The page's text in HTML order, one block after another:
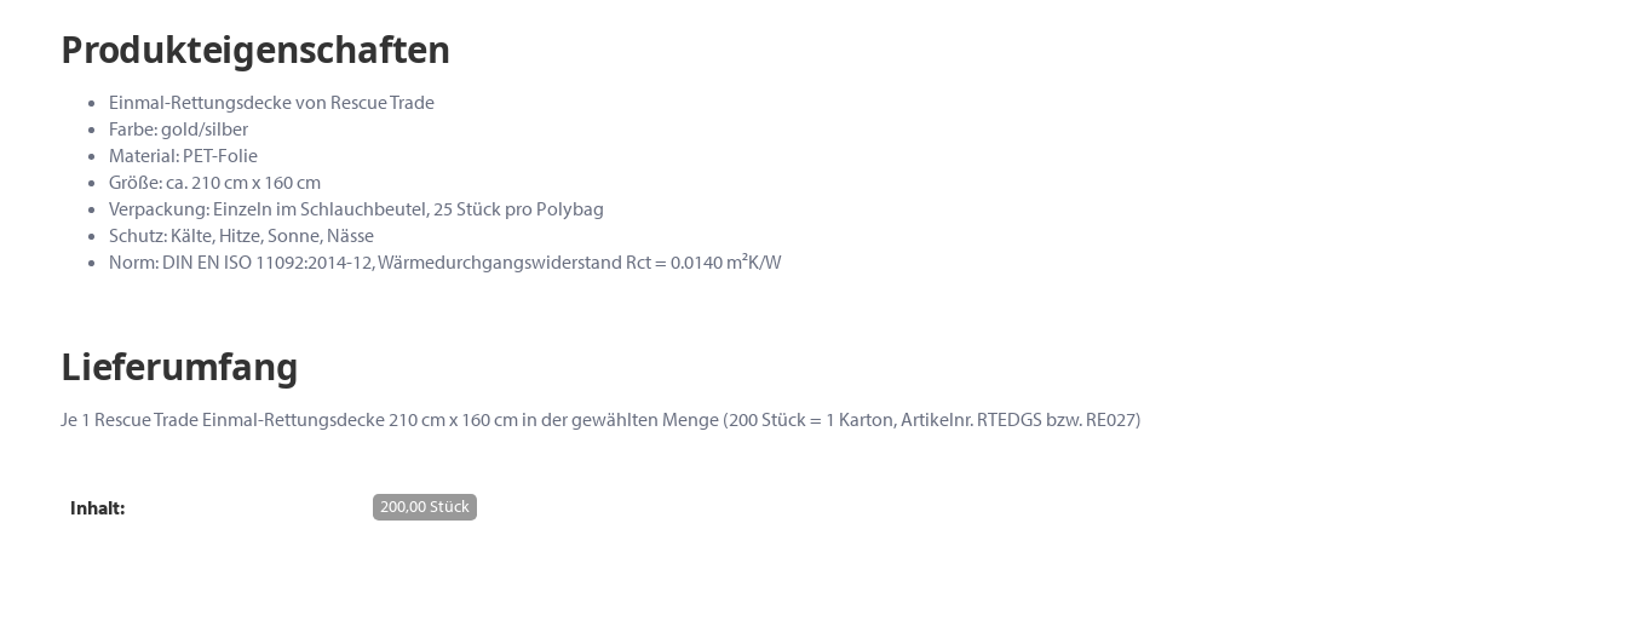
Produkteigenschaften
Einmal-Rettungsdecke von Rescue Trade
Farbe: gold/silber
Material: PET-Folie
Größe: ca. 210 cm x 160 cm
Verpackung: Einzeln im Schlauchbeutel, 25 Stück pro Polybag
Schutz: Kälte, Hitze, Sonne, Nässe
Norm: DIN EN ISO 11092:2014-12, Wärmedurchgangswiderstand Rct = 0.0140 m²K/W
Lieferumfang
Je 1 Rescue Trade Einmal-Rettungsdecke 210 cm x 160 cm in der gewählten Menge (200 Stück = 1 Karton, Artikelnr. RTEDGS bzw. RE027)
Inhalt: 200,00 Stück